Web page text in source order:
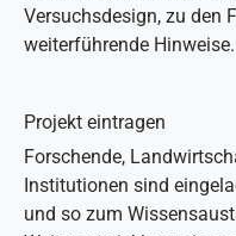
Versuchsdesign, zu den
weiterführende Hinweise.
Projekt eintragen
Forschende,
Institutionen sind
und so zum